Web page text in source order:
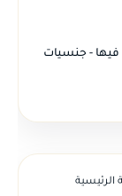
فيها - جنسيات
الرئيسية